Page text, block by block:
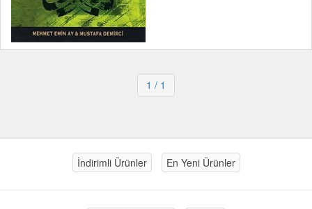
1 / 1
İndirimli Ürünler En Yeni Ürünler